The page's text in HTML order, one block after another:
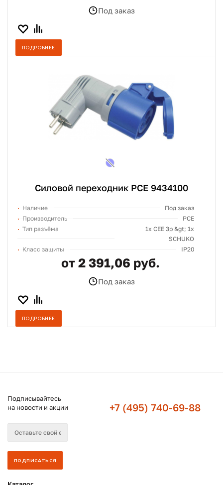
Под заказ
ПОДРОБНЕЕ
Силовой переходник PCE 9434100
Наличие
Под заказ
Производитель
PCE
Тип разъёма
1х СЕЕ 3p &gt; 1x
SCHUKO
Класс защиты
IP20
от 2 391,06 руб.
Под заказ
ПОДРОБНЕЕ
Подписывайтесь
на новости и акции
+7 (495) 740-69-88